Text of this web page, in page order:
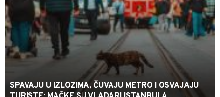
SPAVAJU U IZLOZIMA, ČUVAJU METRO I OSVAJAJU